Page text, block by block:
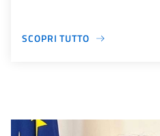
SCOPRI TUTTO